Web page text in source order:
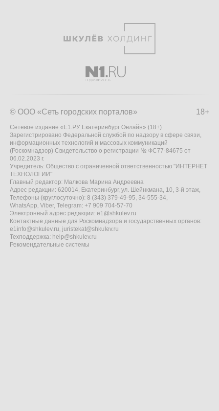
18+
© ООО «Сеть городских порталов»
Сетевое издание «Е1.РУ Екатеринбург Онлайн» (18+)
Зарегистрировано Федеральной службой по надзору в сфере связи,
информационных технологий и массовых коммуникаций
(Роскомнадзор) Свидетельство о регистрации № ФС77-84675 от
06.02.2023 г.
Учредитель: Общество с ограниченной ответственностью "ИНТЕРНЕТ
ТЕХНОЛОГИИ"
Главный редактор: Малкова Марина Андреевна
Адрес редакции: 620014, Екатеринбург, ул. Шейнкмана, 10, 3-й этаж,
Телефоны (круглосуточно): 8 (343) 379-49-95, 34-555-34,
WhatsApp, Viber, Telegram: +7 909 704-57-70
Электронный адрес редакции: e1@shkulev.ru
Контактные данные для Роскомнадзора и государственных органов:
e1info@shkulev.ru, juristekat@shkulev.ru
Техподдержка: help@shkulev.ru
Рекомендательные системы